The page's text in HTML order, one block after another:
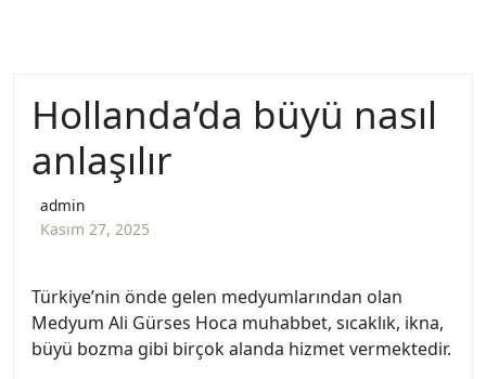
Hollanda’da büyü nasıl
anlaşılır
admin
Kasım 27, 2025
Türkiye’nin önde gelen medyumlarından olan
Medyum Ali Gürses Hoca muhabbet, sıcaklık, ikna,
büyü bozma gibi birçok alanda hizmet vermektedir.